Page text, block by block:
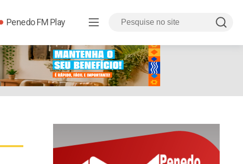
Penedo FM Play